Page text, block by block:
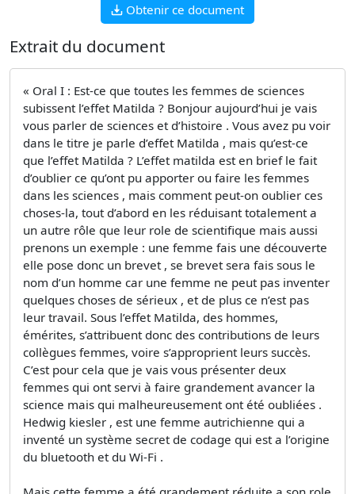
Obtenir ce document
Extrait du document
« Oral I : Est-ce que toutes les femmes de sciences
subissent l’effet Matilda ? Bonjour aujourd’hui je vais
vous parler de sciences et d’histoire . Vous avez pu voir
dans le titre je parle d’effet Matilda , mais qu’est-ce
que l’effet Matilda ? L’effet matilda est en brief le fait
d’oublier ce qu’ont pu apporter ou faire les femmes
dans les sciences , mais comment peut-on oublier ces
choses-la, tout d’abord en les réduisant totalement a
un autre rôle que leur role de scientifique mais aussi
prenons un exemple : une femme fais une découverte
elle pose donc un brevet , se brevet sera fais sous le
nom d’un homme car une femme ne peut pas inventer
quelques choses de sérieux , et de plus ce n’est pas
leur travail. Sous l’effet Matilda, des hommes,
émérites, s’attribuent donc des contributions de leurs
collègues femmes, voire s’approprient leurs succès.
C’est pour cela que je vais vous présenter deux
femmes qui ont servi à faire grandement avancer la
science mais qui malheureusement ont été oubliées .
Hedwig kiesler , est une femme autrichienne qui a
inventé un système secret de codage qui est a l’origine
du bluetooth et du Wi-Fi .